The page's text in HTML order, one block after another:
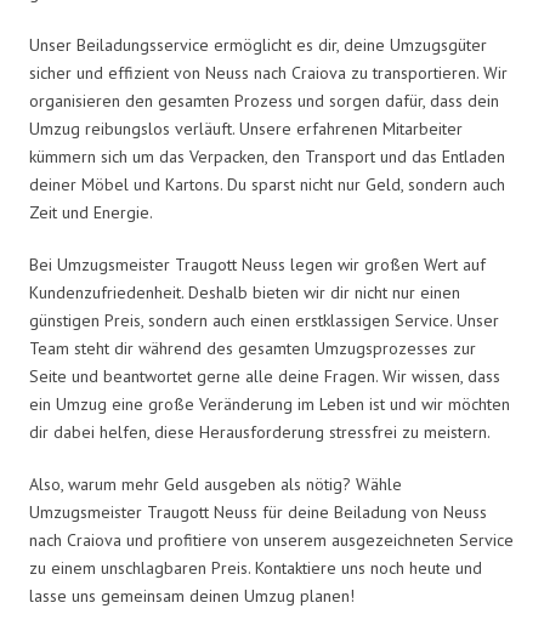
Unser Beiladungsservice ermöglicht es dir, deine Umzugsgüter
sicher und effizient von Neuss nach Craiova zu transportieren. Wir
organisieren den gesamten Prozess und sorgen dafür, dass dein
Umzug reibungslos verläuft. Unsere erfahrenen Mitarbeiter
kümmern sich um das Verpacken, den Transport und das Entladen
deiner Möbel und Kartons. Du sparst nicht nur Geld, sondern auch
Zeit und Energie.
Bei Umzugsmeister Traugott Neuss legen wir großen Wert auf
Kundenzufriedenheit. Deshalb bieten wir dir nicht nur einen
günstigen Preis, sondern auch einen erstklassigen Service. Unser
Team steht dir während des gesamten Umzugsprozesses zur
Seite und beantwortet gerne alle deine Fragen. Wir wissen, dass
ein Umzug eine große Veränderung im Leben ist und wir möchten
dir dabei helfen, diese Herausforderung stressfrei zu meistern.
Also, warum mehr Geld ausgeben als nötig? Wähle
Umzugsmeister Traugott Neuss für deine Beiladung von Neuss
nach Craiova und profitiere von unserem ausgezeichneten Service
zu einem unschlagbaren Preis. Kontaktiere uns noch heute und
lasse uns gemeinsam deinen Umzug planen!